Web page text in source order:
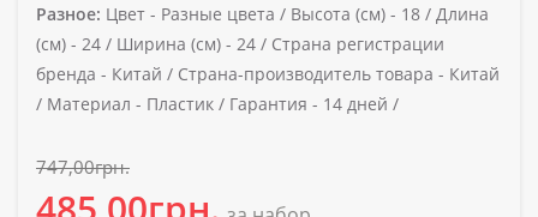
Разное: Цвет - Разные цвета / Высота (см) - 18 / Длина
(см) - 24 / Ширина (см) - 24 / Страна регистрации
бренда - Китай / Страна-производитель товара - Китай
/ Материал - Пластик / Гарантия - 14 дней /
747,00грн.